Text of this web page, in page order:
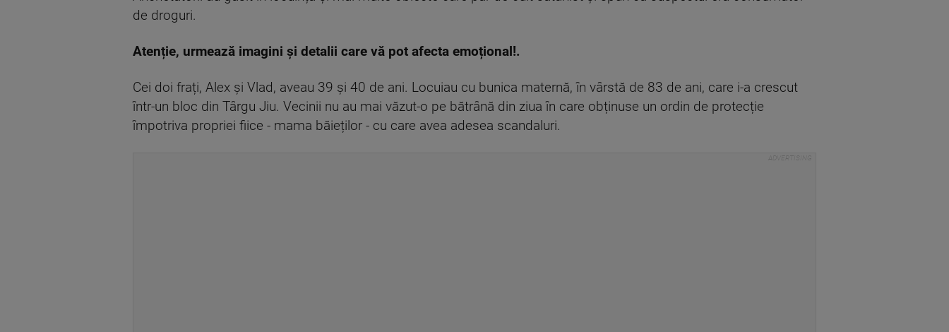
de droguri.
Atenție, urmează imagini și detalii care vă pot afecta emoțional!.
Cei doi frați, Alex și Vlad, aveau 39 și 40 de ani. Locuiau cu bunica maternă, în vârstă de 83 de ani, care i-a crescut
într-un bloc din Târgu Jiu. Vecinii nu au mai văzut-o pe bătrână din ziua în care obținuse un ordin de protecție
împotriva propriei fiice - mama băieților - cu care avea adesea scandaluri.